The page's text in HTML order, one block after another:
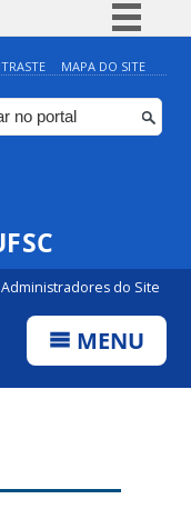
Simplifique!
Comunica BR
Participe
Canais
MAPA DO SITE
Administradores do Site
MENU